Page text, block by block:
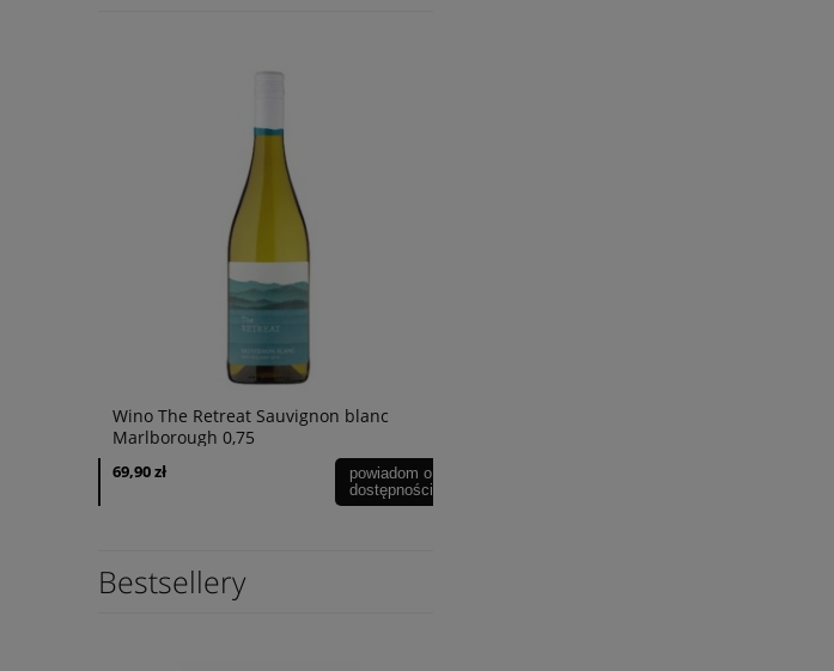
Wino The Retreat Sauvignon blanc
Marlborough 0,75
69,90 zł
powiadom o
dostępności
Bestsellery